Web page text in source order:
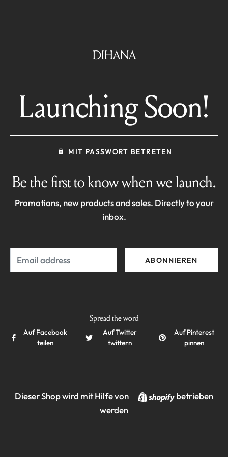
DIHANA
Launching Soon!
MIT PASSWORT BETRETEN
Be the first to know when we launch.
Promotions, new products and sales. Directly to your
inbox.
ABONNIEREN
Spread the word
Auf Facebook
teilen
Auf Twitter
twittern
Auf Pinterest
pinnen
Dieser Shop wird mit Hilfe von Shopify
betrieben
werden